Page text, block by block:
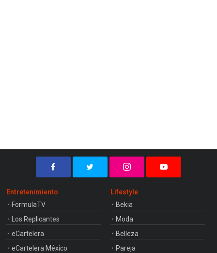
Entretenimiento
FormulaTV
Los Replicantes
eCartelera
eCartelera México
Lifestyle
Bekia
Moda
Belleza
Pareja